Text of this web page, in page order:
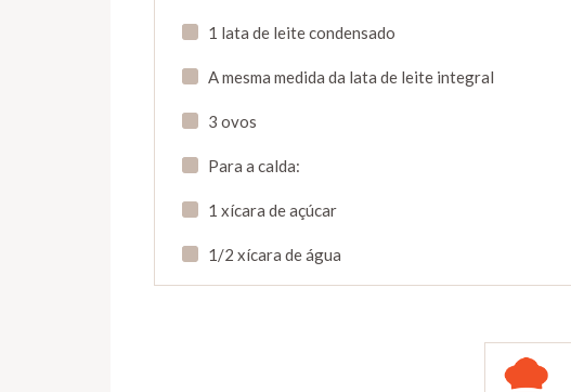
1 lata de leite condensado
A mesma medida da lata de leite integral
3 ovos
Para a calda:
1 xícara de açúcar
1/2 xícara de água